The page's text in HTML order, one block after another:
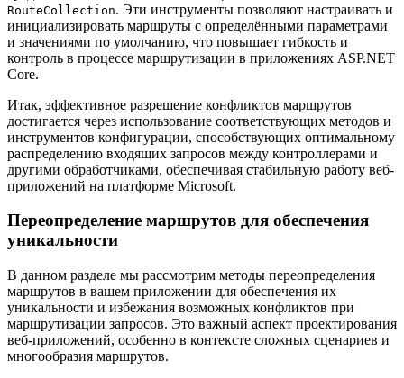
RouteCollection. Эти инструменты позволяют настраивать и
инициализировать маршруты с определёнными параметрами
и значениями по умолчанию, что повышает гибкость и
контроль в процессе маршрутизации в приложениях ASP.NET
Core.
Итак, эффективное разрешение конфликтов маршрутов
достигается через использование соответствующих методов и
инструментов конфигурации, способствующих оптимальному
распределению входящих запросов между контроллерами и
другими обработчиками, обеспечивая стабильную работу веб-
приложений на платформе Microsoft.
Переопределение маршрутов для обеспечения
уникальности
В данном разделе мы рассмотрим методы переопределения
маршрутов в вашем приложении для обеспечения их
уникальности и избежания возможных конфликтов при
маршрутизации запросов. Это важный аспект проектирования
веб-приложений, особенно в контексте сложных сценариев и
многообразия маршрутов.